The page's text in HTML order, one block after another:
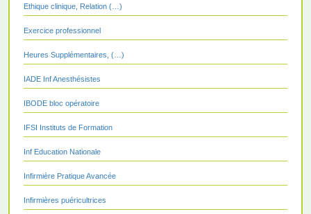
Ethique clinique, Relation (…)
Exercice professionnel
Heures Supplémentaires, (…)
IADE Inf Anesthésistes
IBODE bloc opératoire
IFSI Instituts de Formation
Inf Education Nationale
Infirmière Pratique Avancée
Infirmières puéricultrices